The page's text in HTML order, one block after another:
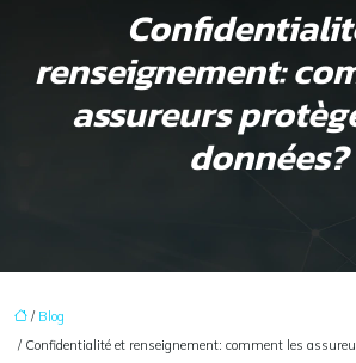
renseignement:
assureurs
données?
/ Blog
/ Confidentialité et renseignement: comment les